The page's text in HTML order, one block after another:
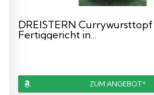
DREISTERN
Fertiggericht in...
ZUM ANGEBOT*